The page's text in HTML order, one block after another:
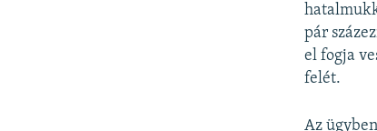
pár
el fogja
felét.
Az